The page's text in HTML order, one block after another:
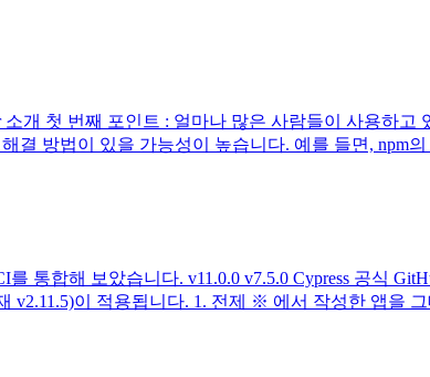
소개 첫 번째 포인트 : 얼마나 많은 사람들이 사용하
방법이 있을 가능성이 높습니다. 예를 들면, npm의
통합해 보았습니다. v11.0.0 v7.5.0 Cypress 공식
v2.11.5)이 적용됩니다. 1. 전제 ※ 에서 작성한 앱을